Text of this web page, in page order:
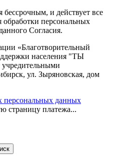
бессрочным, и действует все
персональных
Согласия.
«Благотворительный
населения "ТЫ
ул. Зыряновская, дом
персональных данных
страницу платежа...